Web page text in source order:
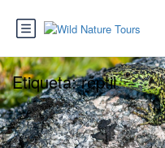
Etiqueta:réptil